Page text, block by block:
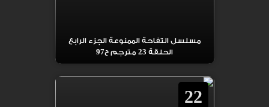
مسلسل التفاحة الممنوعة الجزء الرابع
الحلقة 23 مترجم ح97
22